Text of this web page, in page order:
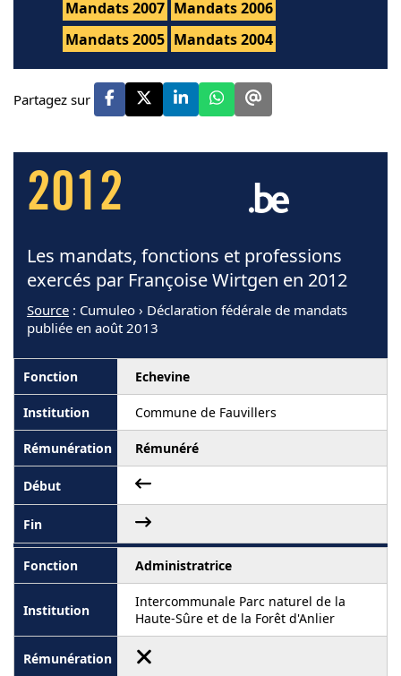
Mandats 2007 Mandats 2006
Mandats 2005 Mandats 2004
Partagez sur
2012
Les mandats, fonctions et professions
exercés par Françoise Wirtgen en 2012
Source : Cumuleo › Déclaration fédérale de mandats
publiée en août 2013
Echevine
Commune de Fauvillers
Rémunéré
Administratrice
Intercommunale Parc naturel de la
Haute-Sûre et de la Forêt d'Anlier